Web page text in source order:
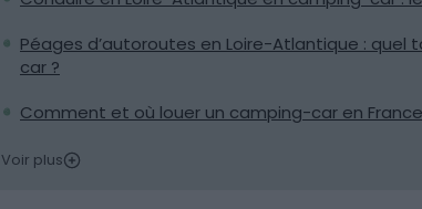
Péages d’autoroutes en Loire-Atlantique :
car ?
Comment et où louer un camping-car en
Voir plus